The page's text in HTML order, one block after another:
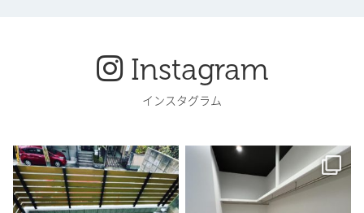
Instagram
インスタグラム